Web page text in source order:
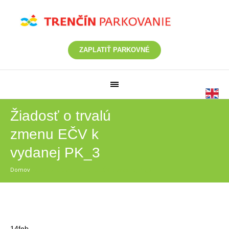
ZAPLATIŤ PARKOVNÉ
Žiadosť o trvalú
zmenu EČV k
vydanej PK_3
Domov